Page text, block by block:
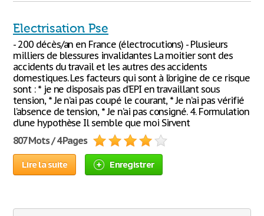
Electrisation Pse
- 200 décès/an en France (électrocutions) - Plusieurs
milliers de blessures invalidantes La moitier sont des
accidents du travail et les autres des accidents
domestiques. Les facteurs qui sont à l’origine de ce risque
sont : * je ne disposais pas d’EPI en travaillant sous
tension, * Je n’ai pas coupé le courant, * Je n’ai pas vérifié
l’absence de tension, * Je n’ai pas consigné. 4. Formulation
d’une hypothèse Il semble que moi Sirvent
807 Mots / 4 Pages
Lire la suite Enregistrer